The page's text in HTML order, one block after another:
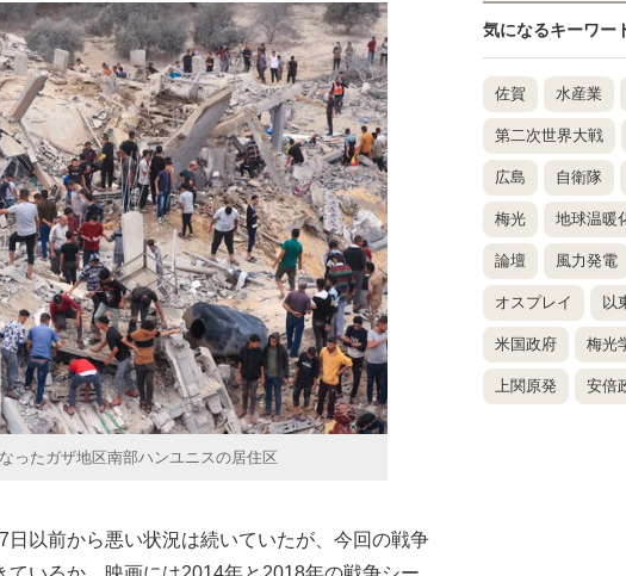
ったガザ地区南部ハンユニスの居住区
以前から悪い状況は続いていたが、今回の戦争
気になるキーワー
佐賀 水産業
第二次世界大戦
広島 自衛隊
梅光 地球温暖
論壇 風力発電
オスプレイ 以
米国政府 梅光
上関原発 安倍